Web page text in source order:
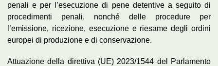
penali e per l’esecuzione di pene detentive a seguito di
procedimenti penali, nonché delle procedure per
l’emissione, ricezione, esecuzione e riesame degli ordini
europei di produzione e di conservazione.
Attuazione della direttiva (UE) 2023/1544 del Parlamento